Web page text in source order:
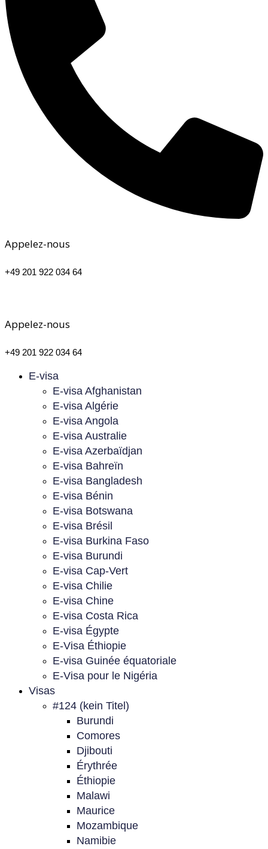
Appelez-nous
+49 201 922 034 64
Appelez-nous
+49 201 922 034 64
E-visa
E-visa Afghanistan
E-visa Algérie
E-visa Angola
E-visa Australie
E-visa Azerbaïdjan
E-visa Bahreïn
E-visa Bangladesh
E-visa Bénin
E-visa Botswana
E-visa Brésil
E-visa Burkina Faso
E-visa Burundi
E-visa Cap-Vert
E-visa Chilie
E-visa Chine
E-visa Costa Rica
E-visa Égypte
E-Visa Éthiopie
E-visa Guinée équatoriale
E-Visa pour le Nigéria
Visas
#124 (kein Titel)
Burundi
Comores
Djibouti
Érythrée
Éthiopie
Malawi
Maurice
Mozambique
Namibie